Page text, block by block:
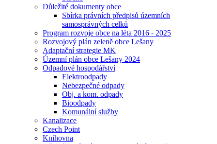
Důležité dokumenty obce
Sbírka právních předpisů územních
samosprávných celků
Program rozvoje obce na léta 2016 - 2025
Rozvojový plán zeleně obce Lešany
Adaptační strategie MK
Územní plán obce Lešany 2024
Odpadové hospodářství
Elektroodpady
Nebezpečné odpady
Obj. a kom. odpady
Bioodpady
Komunální služby
Kanalizace
Czech Point
Knihovna